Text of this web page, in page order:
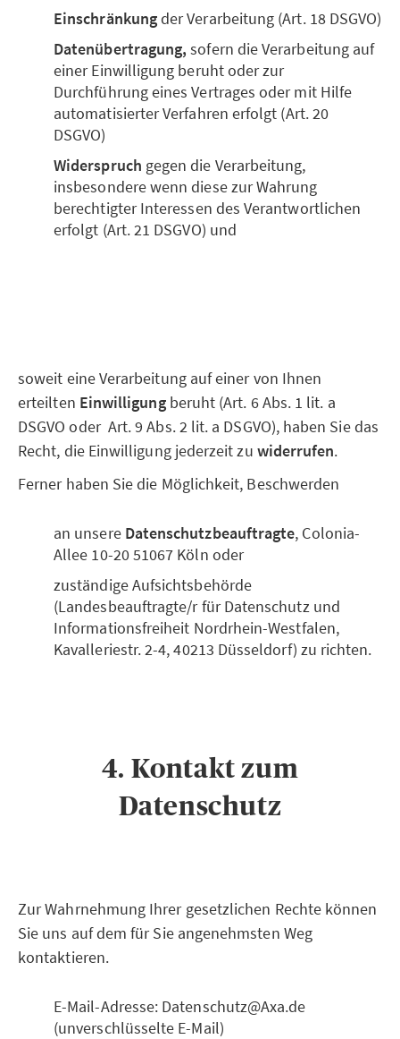
Einschränkungder Verarbeitung (Art. 18 DSGVO)
Datenübertragung,sofern die Verarbeitung auf
einer Einwilligung beruht oder zur
Durchführung eines Vertrages oder mit Hilfe
automatisierter Verfahren erfolgt (Art. 20
DSGVO)
Widerspruch gegen die Verarbeitung,
insbesondere wenn diese zur Wahrung
berechtigter Interessen des Verantwortlichen
erfolgt (Art. 21 DSGVO) und
soweit eine Verarbeitung auf einer von Ihnen
erteilten Einwilligungberuht (Art. 6 Abs. 1 lit. a
DSGVO oder Art. 9 Abs. 2 lit. a DSGVO), haben Sie das
Recht, die Einwilligung jederzeit zu widerrufen.
Ferner haben Sie die Möglichkeit, Beschwerden
an unsere Datenschutzbeauftragte, Colonia-
Allee 10-20 51067 Köln oder
zuständige Aufsichtsbehörde
(Landesbeauftragte/r für Datenschutz und
Informationsfreiheit Nordrhein-Westfalen,
Kavalleriestr. 2-4, 40213 Düsseldorf) zu richten.
4. Kontakt zum
Datenschutz
Zur Wahrnehmung Ihrer gesetzlichen Rechte können
Sie uns auf dem für Sie angenehmsten Weg
kontaktieren.
E-Mail-Adresse: Datenschutz@Axa.de
(unverschlüsselte E-Mail)